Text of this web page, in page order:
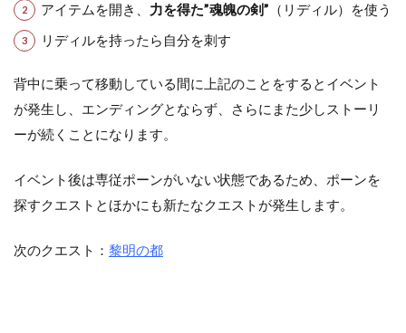
アイテムを開き、 力を得た”魂魄の剣” （リディル）を使う
リディルを持ったら自分を刺す
背中に乗って移動している間に上記のことをするとイベント
が発生し、エンディングとならず、さらにまた少しストーリ
ーが続くことになります。
イベント後は専従ポーンがいない状態であるため、ポーンを
探すクエストとほかにも新たなクエストが発生します。
次のクエスト： 黎明の都